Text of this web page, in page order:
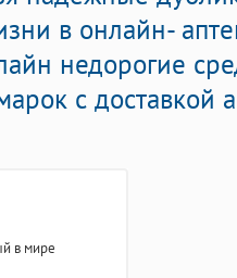
в онлайн-
недорогие
с доставкой
в мире